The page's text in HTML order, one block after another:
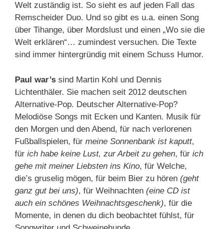
Welt zuständig ist. So sieht es auf jeden Fall das
Remscheider Duo. Und so gibt es u.a. einen Song
über Tihange, über Mordslust und einen „Wo sie die
Welt erklären“… zumindest versuchen. Die Texte
sind immer hintergründig mit einem Schuss Humor.
Paul war’s sind Martin Kohl und Dennis
Lichtenthäler. Sie machen seit 2012 deutschen
Alternative-Pop. Deutscher Alternative-Pop?
Melodiöse Songs mit Ecken und Kanten. Musik für
den Morgen und den Abend, für nach verlorenen
Fußballspielen, für meine Sonnenbank ist kaputt,
für ich habe keine Lust, zur Arbeit zu gehen, für ich
gehe mit meiner Liebsten ins Kino, für Welche,
die’s gruselig mögen, für beim Bier zu hören (geht
ganz gut bei uns), für Weihnachten (eine CD ist
auch ein schönes Weihnachtsgeschenk), für die
Momente, in denen du dich beobachtet fühlst, für